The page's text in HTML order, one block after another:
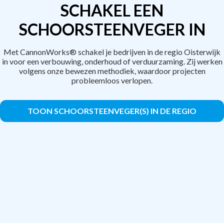
SCHAKEL EEN
SCHOORSTEENVEGER IN
Met CannonWorks® schakel je bedrijven in de regio Oisterwijk
in voor een verbouwing, onderhoud of verduurzaming. Zij werken
volgens onze bewezen methodiek, waardoor projecten
probleemloos verlopen.
TOON SCHOORSTEENVEGER(S) IN DE REGIO